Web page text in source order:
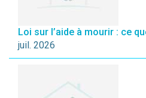
Loi sur l’aide à mourir : ce
juil. 2026